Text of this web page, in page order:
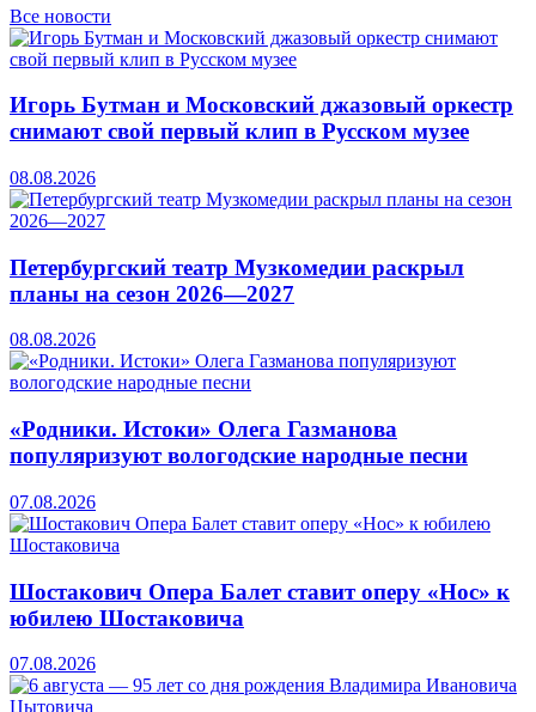
Все новости
Игорь Бутман и Московский джазовый оркестр
снимают свой первый клип в Русском музее
08.08.2026
Петербургский театр Музкомедии раскрыл
планы на сезон 2026—2027
08.08.2026
«Родники. Истоки» Олега Газманова
популяризуют вологодские народные песни
07.08.2026
Шостакович Опера Балет ставит оперу «Нос» к
юбилею Шостаковича
07.08.2026